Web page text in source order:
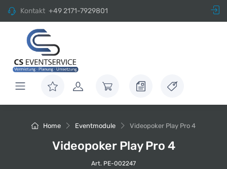
Kontakt +49 2171-7929801
Home Eventmodule Videopoker Play Pro 4
Videopoker Play Pro 4
Art. PE-002247